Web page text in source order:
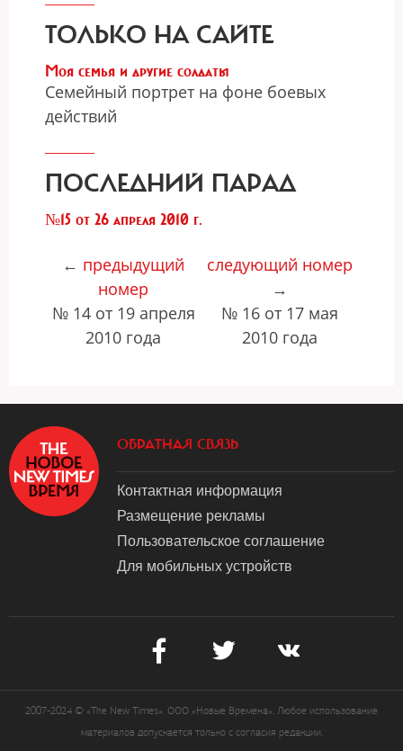
ТОЛЬКО НА САЙТЕ
Моя семья и другие солдаты
Семейный портрет на фоне боевых
действий
ПОСЛЕДНИЙ ПАРАД
№15 от 26 апреля 2010 г.
← предыдущий
номер
№ 14 от 19 апреля
2010 года
следующий номер
→
№ 16 от 17 мая
2010 года
ОБРАТНАЯ СВЯЗЬ
Контактная информация
Размещение рекламы
Пользовательское соглашение
Для мобильных устройств
2007-2024 © «The New Times». ООО «Новые Времена». Любое использование
материалов допускается только с согласия редакции.